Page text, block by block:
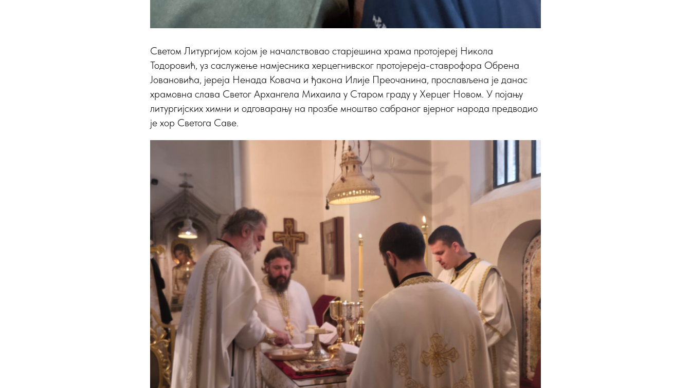
Светом Литургијом којом је началствовао старјешина храма протојереј Никола
Тодоровић, уз саслужење намјесника херцегнивског протојереја-ставрофора Обрена
Јовановића, јереја Ненада Ковача и ђакона Илије Преочанина, прослављена је данас
храмовна слава Светог Архангела Михаила у Старом граду у Херцег Новом. У појању
литургијских химни и одговарању на прозбе мноштво сабраног вјерног народа предводио
је хор Светога Саве.